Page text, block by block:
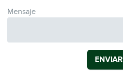
Mensaje
ENVIAR